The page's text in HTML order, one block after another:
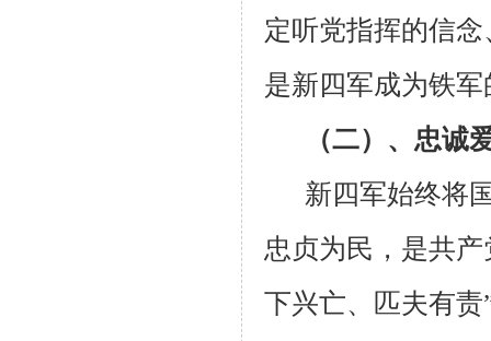
定听党指挥的信
是新四军成为铁
（二）、忠诚
新四军始终将
忠贞为民，是共
下兴亡、匹夫有